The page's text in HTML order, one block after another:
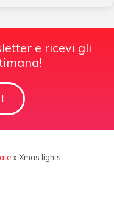
e ricevi gli
»Xmas lights